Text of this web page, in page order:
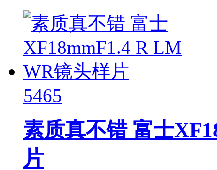
5465
素质真不错 富士
片